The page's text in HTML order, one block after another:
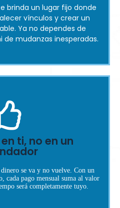
brinda un lugar fijo donde
vínculos y crear un
Ya no dependes de
mudanzas inesperadas.
los gastos extra.
ti, no en un
se va y no vuelve. Con un
cada pago mensual suma al valor
será completamente tuyo.
varias
que visitas o tomar el primer
hacerte perder mejores
para explorar y evaluar.